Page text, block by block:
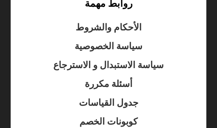
روابط مهمة
الأحكام والشروط
سياسة الخصوصية
سياسة الاستبدال و الاسترجاع
أسئلة مكررة
جدول القياسات
كوبونات الخصم